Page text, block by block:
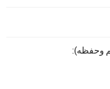
وحفظه):